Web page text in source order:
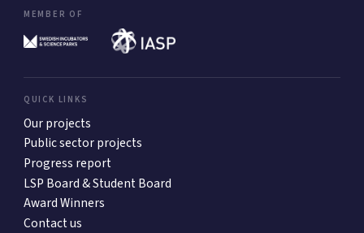
MEMBER OF
QUICK LINKS
Our projects
Public sector projects
Progress report
LSP Board & Student Board
Award Winners
Contact us